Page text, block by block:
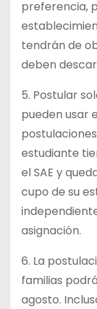
preferencia,
tendrán de
deben
5. Postular
pueden usar
estudiante
el SAE y
cupo de su
asignación.
6. La
familias
agosto.